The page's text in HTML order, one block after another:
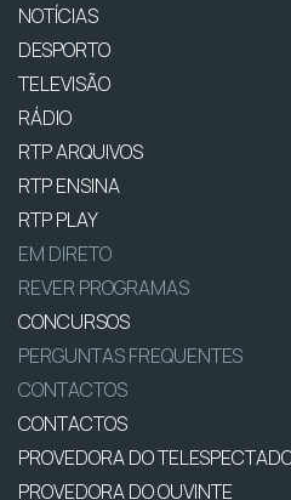
NOTÍCIAS
DESPORTO
TELEVISÃO
RÁDIO
RTP ARQUIVOS
RTP ENSINA
RTP PLAY
EM DIRETO
REVER PROGRAMAS
CONCURSOS
PERGUNTAS FREQUENTES
CONTACTOS
CONTACTOS
PROVEDORA DO
PROVEDORA DO OUVINTE